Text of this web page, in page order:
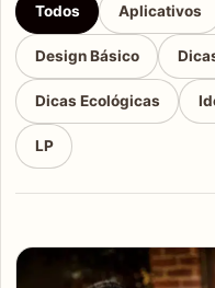
Todos Aplicativos
Design Básico
Dicas Ecológicas
LP
Articles